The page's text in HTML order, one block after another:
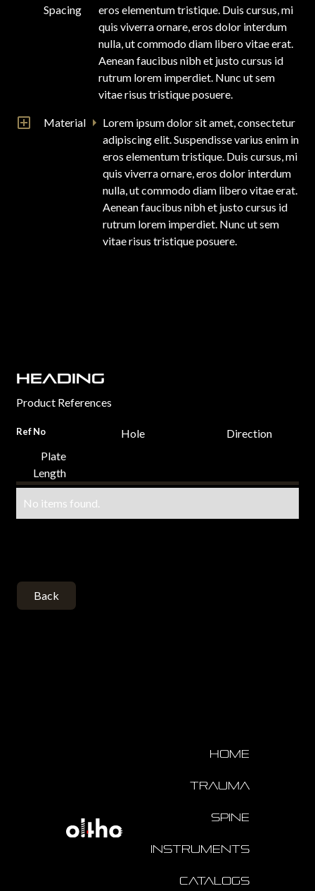
Spacing
eros elementum tristique. Duis cursus, mi
quis viverra ornare, eros dolor interdum
nulla, ut commodo diam libero vitae erat.
Aenean faucibus nibh et justo cursus id
rutrum lorem imperdiet. Nunc ut sem
vitae risus tristique posuere.
Material
Lorem ipsum dolor sit amet, consectetur
adipiscing elit. Suspendisse varius enim in
eros elementum tristique. Duis cursus, mi
quis viverra ornare, eros dolor interdum
nulla, ut commodo diam libero vitae erat.
Aenean faucibus nibh et justo cursus id
rutrum lorem imperdiet. Nunc ut sem
vitae risus tristique posuere.
Heading
Product References
Ref No Hole
Direction
Plate
Length
No items found.
Back
Home
Trauma
Spine
Instruments
Catalogs